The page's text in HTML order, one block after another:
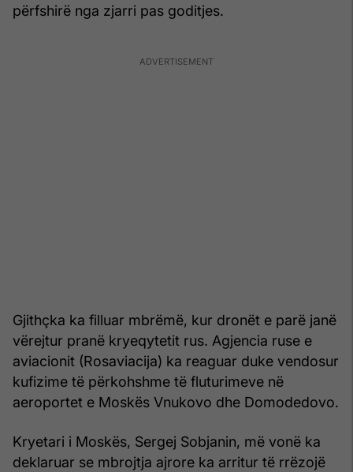
përfshirë nga zjarri pas goditjes.
Gjithçka ka filluar mbrëmë, kur dronët e parë janë
vërejtur pranë kryeqytetit rus. Agjencia ruse e
aviacionit (Rosaviacija) ka reaguar duke vendosur
kufizime të përkohshme të fluturimeve në
aeroportet e Moskës Vnukovo dhe Domodedovo.
Kryetari i Moskës, Sergej Sobjanin, më vonë ka
deklaruar se mbrojtja ajrore ka arritur të rrëzojë